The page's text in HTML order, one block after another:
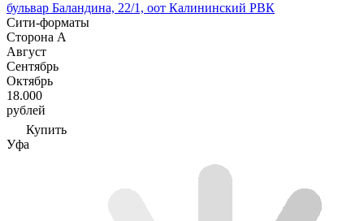
бульвар Баландина, 22/1, оот Калининский РВК
Сити-форматы
Сторона А
Август
Сентябрь
Октябрь
18.000
рублей
Купить
Уфа